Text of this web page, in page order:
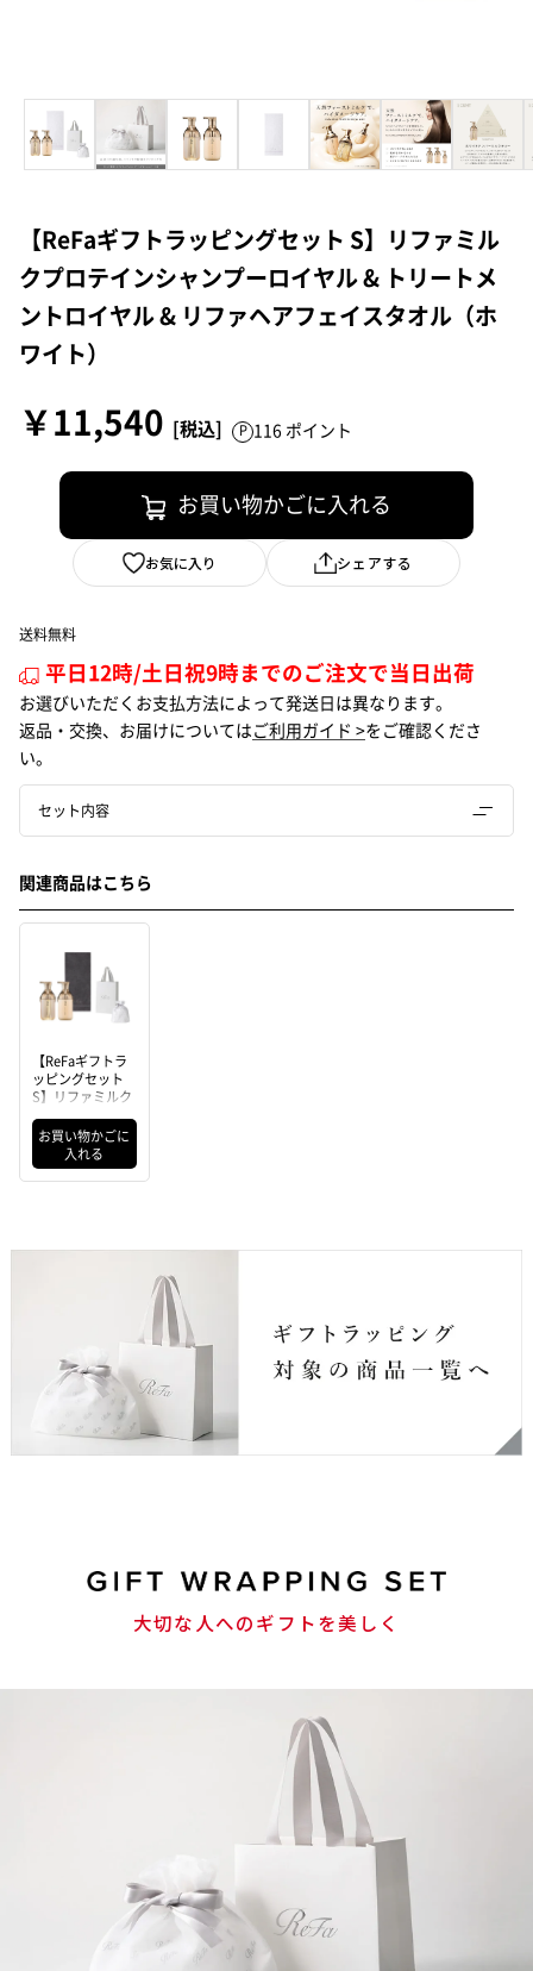
【ReFaギフトラッピングセット S】リファミル
クプロテインシャンプーロイヤル & トリートメ
ントロイヤル & リファヘアフェイスタオル（ホ
ワイト）
￥11,540 116 ポイント
お買い物かごに入れる
お気に入り シェアする
送料無料
平日12時/土日祝9時までのご注文で当日出荷
お選びいただくお支払方法によって発送日は異なります。
返品・交換、お届けについては ご利用ガイド >をご確認くださ
い。
セット内容
関連商品はこちら
【ReFaギフトラ
ッピングセット
S】リファミルク
プーロイヤル &
トリートメントロ
イヤル & リファ
ヘアフェイスタオ
お買い物かごに
入れる
大切な人へのギフトを美しく